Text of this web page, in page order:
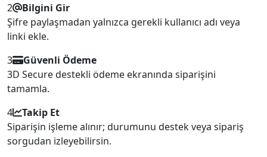
2
Bilgini Gir
Şifre paylaşmadan yalnızca gerekli kullanıcı adı veya
linki ekle.
3
Güvenli Ödeme
3D Secure destekli ödeme ekranında siparişini
tamamla.
4
Takip Et
Siparişin işleme alınır; durumunu destek veya sipariş
sorgudan izleyebilirsin.